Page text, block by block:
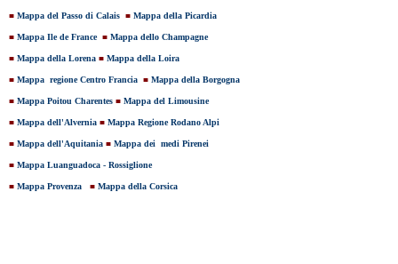
■ Mappa del Passo di Calais ■ Mappa della Picardia
■ Mappa Ile de France ■ Mappa dello Champagne
■ Mappa della Lorena ■ Mappa della Loira
■ Mappa regione Centro Francia ■ Mappa della Borgogna
■ Mappa Poitou Charentes ■ Mappa del Limousine
■ Mappa dell'Alvernia ■ Mappa Regione Rodano Alpi
■ Mappa dell'Aquitania ■ Mappa dei medi Pirenei
■ Mappa Luanguadoca - Rossiglione
■ Mappa Provenza ■ Mappa della Corsica